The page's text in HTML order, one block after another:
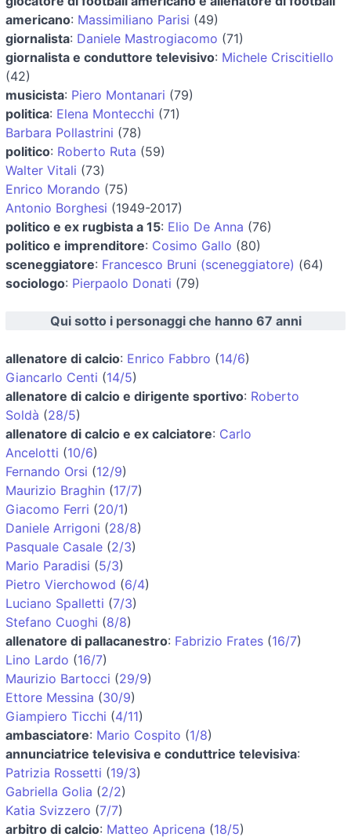
americano: Massimiliano Parisi (49)
giornalista: Daniele Mastrogiacomo (71)
giornalista e conduttore televisivo: Michele Criscitiello
(42)
musicista: Piero Montanari (79)
politica: Elena Montecchi (71)
Barbara Pollastrini (78)
politico: Roberto Ruta (59)
Walter Vitali (73)
Enrico Morando (75)
Antonio Borghesi (1949-2017)
politico e ex rugbista a 15: Elio De Anna (76)
politico e imprenditore: Cosimo Gallo (80)
sceneggiatore: Francesco Bruni (sceneggiatore) (64)
sociologo: Pierpaolo Donati (79)
Qui sotto i personaggi che hanno 67 anni
allenatore di calcio: Enrico Fabbro (14/6)
Giancarlo Centi (14/5)
allenatore di calcio e dirigente sportivo: Roberto
Soldà (28/5)
allenatore di calcio e ex calciatore: Carlo
Ancelotti (10/6)
Fernando Orsi (12/9)
Maurizio Braghin (17/7)
Giacomo Ferri (20/1)
Daniele Arrigoni (28/8)
Pasquale Casale (2/3)
Mario Paradisi (5/3)
Pietro Vierchowod (6/4)
Luciano Spalletti (7/3)
Stefano Cuoghi (8/8)
allenatore di pallacanestro: Fabrizio Frates (16/7)
Lino Lardo (16/7)
Maurizio Bartocci (29/9)
Ettore Messina (30/9)
Giampiero Ticchi (4/11)
ambasciatore: Mario Cospito (1/8)
annunciatrice televisiva e conduttrice televisiva:
Patrizia Rossetti (19/3)
Gabriella Golia (2/2)
Katia Svizzero (7/7)
arbitro di calcio: Matteo Apricena (18/5)